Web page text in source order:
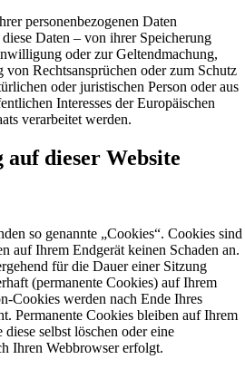
personenbezogenen Daten
Daten – von ihrer Speicherung
oder zur Geltendmachung,
Rechtsansprüchen oder zum Schutz
oder juristischen Person oder aus
Interesses der Europäischen
verarbeitet werden.
auf dieser Website
so genannte „Cookies“. Cookies sind
auf Ihrem Endgerät keinen Schaden an.
für die Dauer einer Sitzung
(permanente Cookies) auf Ihrem
Cookies werden nach Ende Ihres
Permanente Cookies bleiben auf Ihrem
selbst löschen oder eine
Ihren Webbrowser erfolgt.